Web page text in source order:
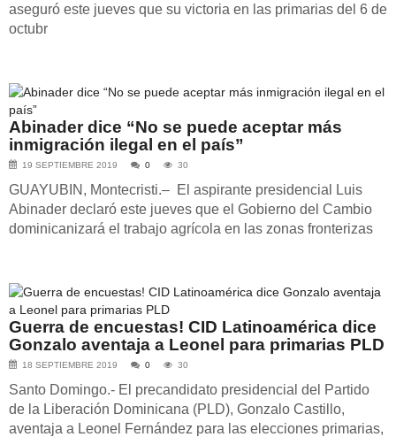
aseguró este jueves que su victoria en las primarias del 6 de
octubr
Abinader dice “No se puede aceptar más
inmigración ilegal en el país”
19 SEPTIEMBRE 2019 0 30
GUAYUBIN, Montecristi.– El aspirante presidencial Luis
Abinader declaró este jueves que el Gobierno del Cambio
dominicanizará el trabajo agrícola en las zonas fronterizas
Guerra de encuestas! CID Latinoamérica dice
Gonzalo aventaja a Leonel para primarias PLD
18 SEPTIEMBRE 2019 0 30
Santo Domingo.- El precandidato presidencial del Partido
de la Liberación Dominicana (PLD), Gonzalo Castillo,
aventaja a Leonel Fernández para las elecciones primarias,